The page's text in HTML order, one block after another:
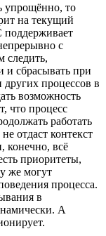
упрощённо, то
на текущий
поддерживает
с
следить,
и сбрасывать при
процессов в
возможность
что процесс
работать
отдаст контекст
конечно, всё
приоритеты,
же могут
процесса.
в
А